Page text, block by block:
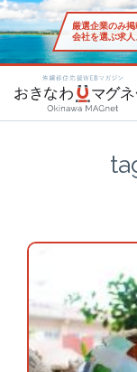
厳選企業のみ掲
会社を選ぶ求